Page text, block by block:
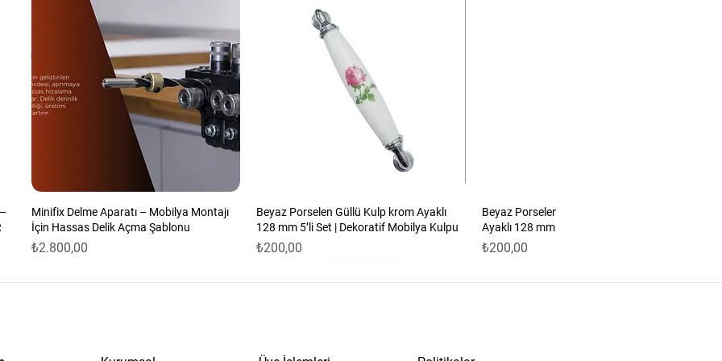
tam oturarak zor kenar köşelere erişimi
& çıkıntılara rahat erişim
performans
daha kolay kullanım
Minifix Delme Aparatı – Mobilya Montajı
İçin Hassas Delik Açma Şablonu
Fiyat
₺2.800,00
Beyaz Porselen Güllü Kulp krom Ayaklı
128 mm 5’li Set | Dekoratif Mobilya Kulpu
Fiyat
₺200,00
Beyaz Porselen Güllü Kulp Antik Sarı
Ayaklı 128 mm 5’li Set | Dekoratif Mobilya
Fiyat
₺200,00